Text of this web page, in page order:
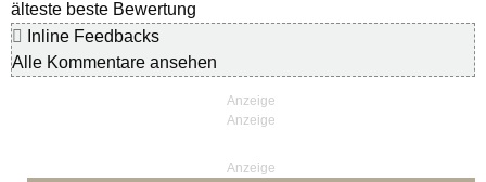
älteste beste Bewertung
Inline Feedbacks
Alle Kommentare ansehen
Anzeige